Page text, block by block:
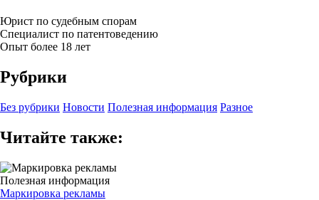
Юрист по судебным спорам
Специалист по патентоведению
Опыт более 18 лет
Рубрики
Без рубрики Новости Полезная информация Разное
Читайте также:
Полезная информация
Маркировка рекламы